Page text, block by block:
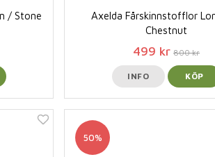
/ Stone
Axelda Fårskinnstofflor
Chestnut
499 kr 800 kr
INFO KÖP
50%